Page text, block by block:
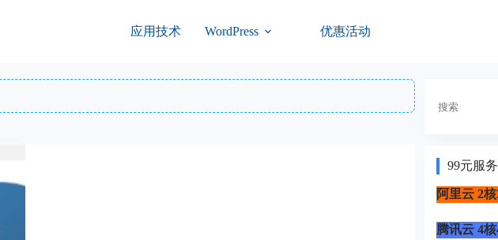
应用技术 WordPress 优惠活动
索
99元服
阿里云 2
腾讯云 4